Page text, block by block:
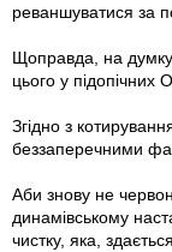
реваншуватися за
Щоправда, на думку
цього у
Згідно з
беззаперечними
Аби знову не
динамівському
чистку, яка,